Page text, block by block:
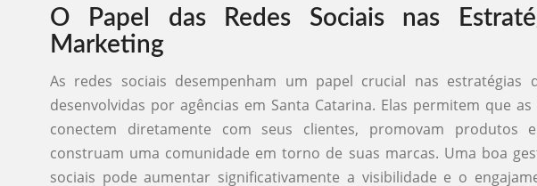
O Papel das Redes Sociais nas
Marketing
As redes sociais desempenham um papel crucial nas estratégias
desenvolvidas por agências em Santa Catarina. Elas permitem que as
conectem diretamente com seus clientes, promovam produtos
construam uma comunidade em torno de suas marcas. Uma boa
sociais pode aumentar significativamente a visibilidade e o